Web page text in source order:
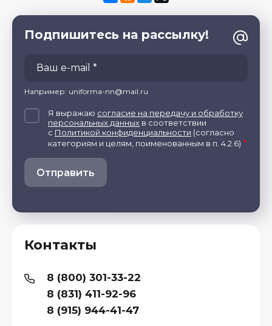
Контакты
8 (800) 301-33-22
8 (831) 411-92-96
8 (915) 944-41-47
Подпишитесь на рассылку!
Например: uniforma-nn@mail.ru
Я выражаю согласие на передачу и обработку
персональных данных в соответствии
с Политикой конфиденциальности (согласно
категориям и целям, поименованным в п. 4.2.6) *
Отправить